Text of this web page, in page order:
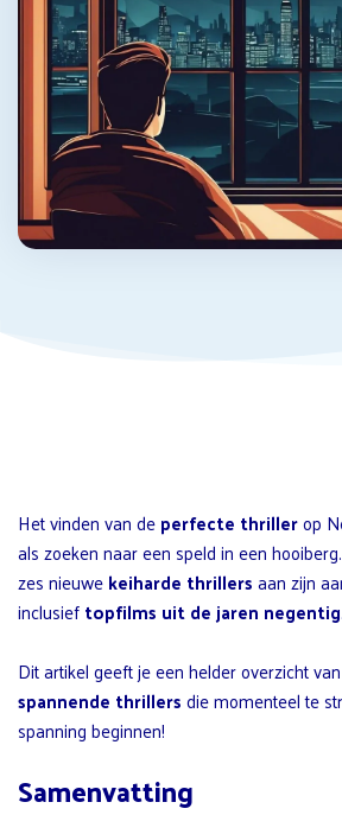
Het vinden van deperfecte thrillerop
als zoeken naar een speld in een
zes nieuwekeiharde thrillersaan zijn
inclusieftopfilms uit de jaren negentig
Dit artikel geeft je een helder overzicht
spannende thrillersdie momenteel te
spanning beginnen!
Samenvatting